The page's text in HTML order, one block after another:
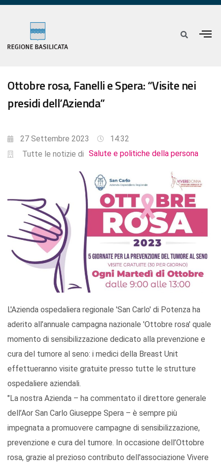
Ottobre rosa, Fanelli e Spera: “Visite nei
presidi dell’Azienda”
27 Settembre 2023
14:32
Tutte le notizie di Salute e politiche della persona
L'Azienda ospedaliera regionale 'San Carlo' di Potenza ha
aderito all’annuale campagna nazionale 'Ottobre rosa' quale
momento di sensibilizzazione dedicato alla prevenzione e
cura del tumore al seno: i medici della Breast Unit
effettueranno visite gratuite presso tutte le strutture
ospedaliere aziendali.
"La nostra Azienda – ha commentato il direttore generale
dell’Aor San Carlo Giuseppe Spera – è sempre più
impegnata a promuovere campagne di sensibilizzazione,
prevenzione e cura del tumore. In occasione dell’Ottobre
rosa, grazie al prezioso contributo dell'associazione Vivere